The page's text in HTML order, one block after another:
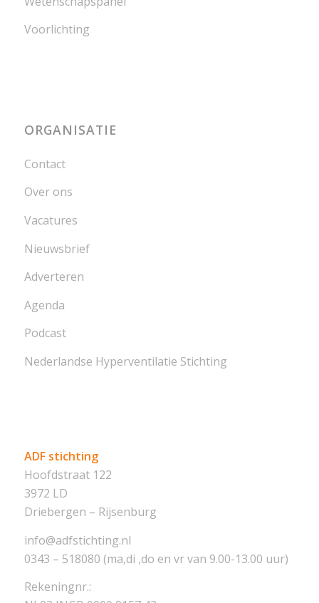
Voorlichting
ORGANISATIE
Contact
Over ons
Vacatures
Nieuwsbrief
Adverteren
Agenda
Podcast
Nederlandse Hyperventilatie Stichting
ADF stichting
Hoofdstraat 122
3972 LD
Driebergen – Rijsenburg
info@adfstichting.nl
0343 – 518080 (ma,di ,do en vr van 9.00-13.00 uur)
Rekeningnr.: